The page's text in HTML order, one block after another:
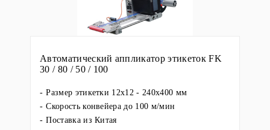
Автоматический аппликатор этикеток FK
30 / 80 / 50 / 100
Размер этикетки 12x12 - 240x400 мм
Скорость конвейера до 100 м/мин
Поставка из Китая